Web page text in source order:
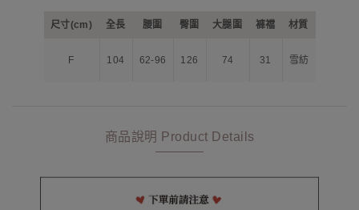
尺寸(cm) 全長 腰圍 臀圍 大腿圍 褲襠 材質
F 104 62-96 126 74 31 雪紡
商品說明 Product Details